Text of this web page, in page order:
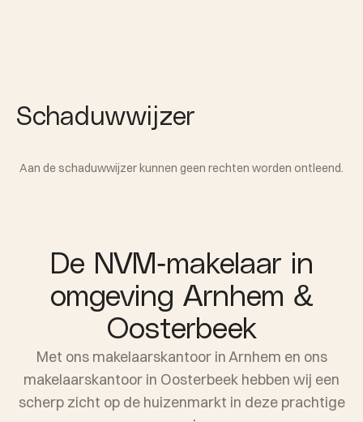
Schaduwwijzer
Aan de schaduwwijzer kunnen geen rechten worden ontleend.
De NVM-makelaar in
omgeving Arnhem &
Oosterbeek
Met ons makelaarskantoor in Arnhem en ons
makelaarskantoor in Oosterbeek hebben wij een
scherp zicht op de huizenmarkt in deze prachtige